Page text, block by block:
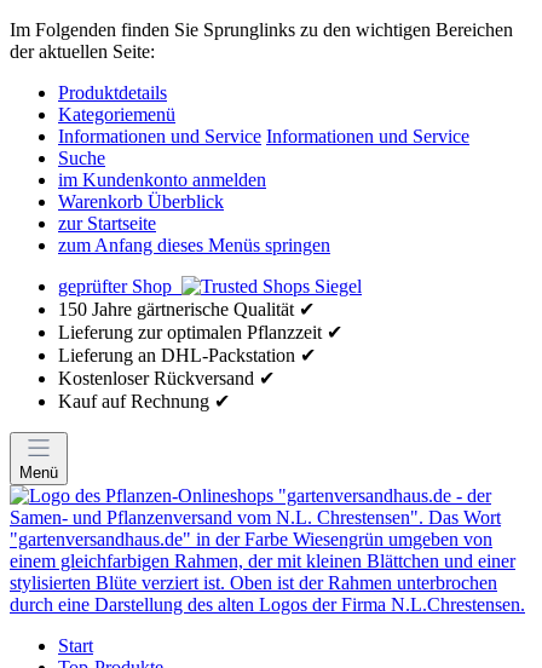
Im Folgenden finden Sie Sprunglinks zu den wichtigen Bereichen
der aktuellen Seite:
Produktdetails
Kategoriemenü
Informationen und Service Informationen und Service
Suche
im Kundenkonto anmelden
Warenkorb Überblick
zur Startseite
zum Anfang dieses Menüs springen
geprüfter Shop
150 Jahre gärtnerische Qualität ✔
Lieferung zur optimalen Pflanzzeit ✔
Lieferung an DHL-Packstation ✔
Kostenloser Rückversand ✔
Kauf auf Rechnung ✔
Menü
Start